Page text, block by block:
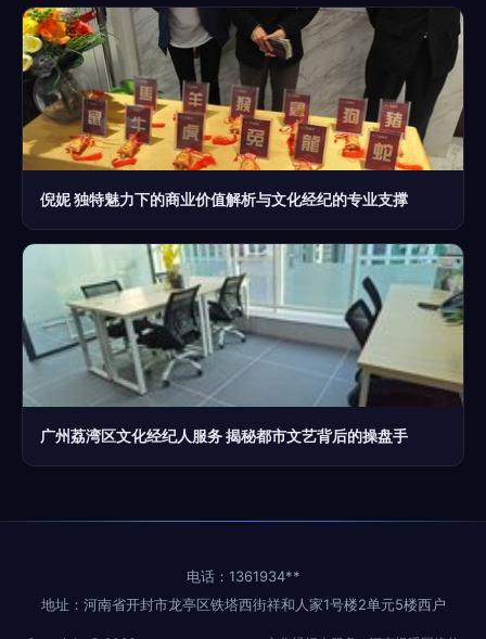
倪妮 独特魅力下的商业价值解析与文化经纪的专业支撑
广州荔湾区文化经纪人服务 揭秘都市文艺背后的操盘手
电话：1361934**
地址：河南省开封市龙亭区铁塔西街祥和人家1号楼2单元5楼西户